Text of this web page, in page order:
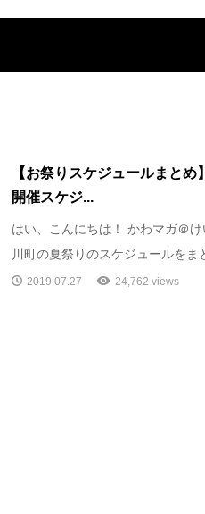
【お祭りスケジュールまと
開催スケジ...
はい、こんにちは！ かわマガ＠
川町の夏祭りのスケジュールをま
2019.07.27 24,762 views